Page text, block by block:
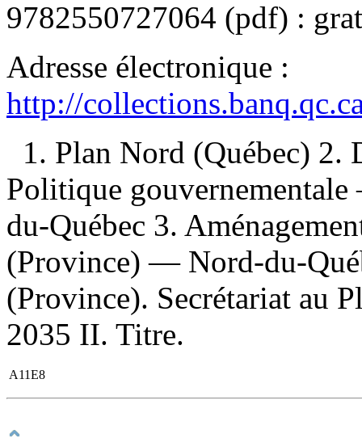
9782550727064 (pdf) :
Adresse électronique :
http://
1. Plan Nord (Québec)
Politique
du-Québec 3.
(Province) — Nord-du-
(Province). Secrétariat au
2035 II. Titre.
A11E8